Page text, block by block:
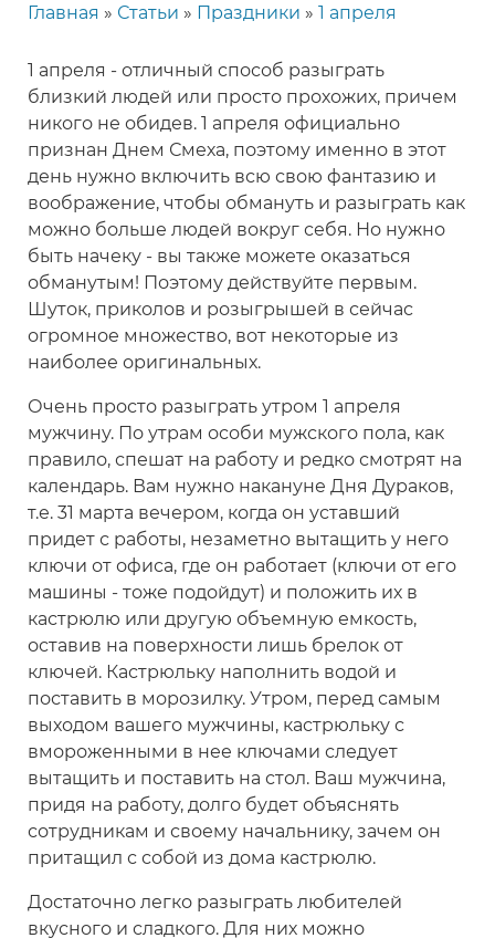
навигации
Главная Статьи Праздники 1 апреля
1 апреля - отличный способ разыграть
близкий людей или просто прохожих, причем
никого не обидев. 1 апреля официально
признан Днем Смеха, поэтому именно в этот
день нужно включить всю свою фантазию и
воображение, чтобы обмануть и разыграть как
можно больше людей вокруг себя. Но нужно
быть начеку - вы также можете оказаться
обманутым! Поэтому действуйте первым.
Шуток, приколов и розыгрышей в сейчас
огромное множество, вот некоторые из
наиболее оригинальных.
Очень просто разыграть утром 1 апреля
мужчину. По утрам особи мужского пола, как
правило, спешат на работу и редко смотрят на
календарь. Вам нужно накануне Дня Дураков,
т.е. 31 марта вечером, когда он уставший
придет с работы, незаметно вытащить у него
ключи от офиса, где он работает (ключи от его
машины - тоже подойдут) и положить их в
кастрюлю или другую объемную емкость,
оставив на поверхности лишь брелок от
ключей. Кастрюльку наполнить водой и
поставить в морозилку. Утром, перед самым
выходом вашего мужчины, кастрюльку с
вмороженными в нее ключами следует
вытащить и поставить на стол. Ваш мужчина,
придя на работу, долго будет объяснять
сотрудникам и своему начальнику, зачем он
притащил с собой из дома кастрюлю.
Достаточно легко разыграть любителей
вкусного и сладкого. Для них можно